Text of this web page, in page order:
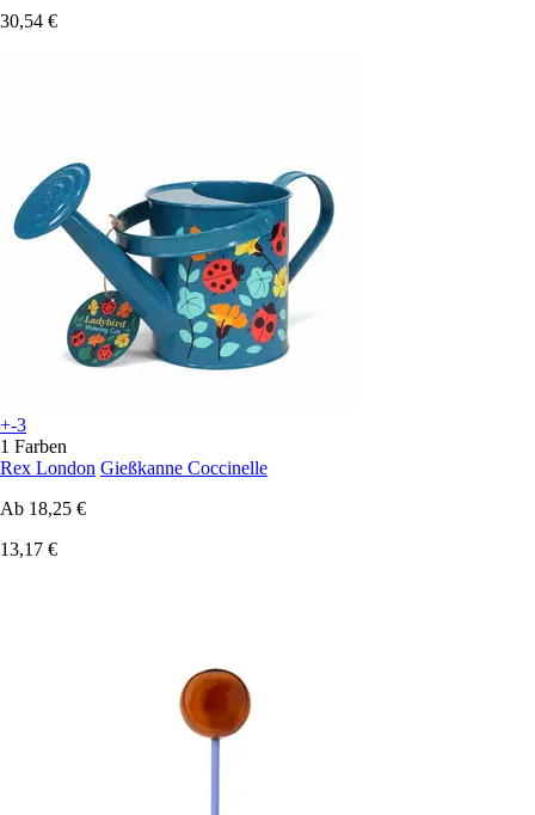
30,54 €
+-3
1 Farben
Rex London Gießkanne Coccinelle
Ab 18,25 €
13,17 €